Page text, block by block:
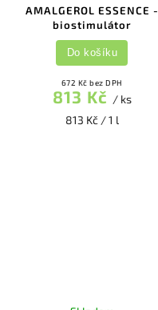
AMALGEROL ESSENCE -
biostimulátor
672 Kč bez DPH
813 Kč / ks
813 Kč / 1 l
Do košíku